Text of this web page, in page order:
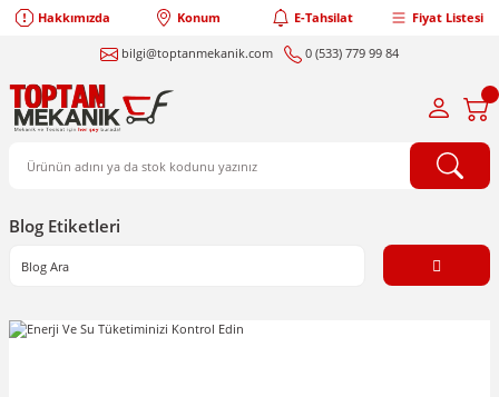
Hakkımızda Konum E-Tahsilat Fiyat Listesi
bilgi@toptanmekanik.com 0 (533) 779 99 84
Blog Etiketleri